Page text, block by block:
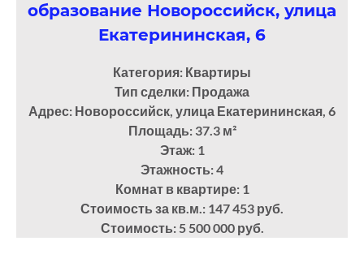
образование Новороссийск, улица
Екатерининская, 6
Категория: Квартиры
Тип сделки: Продажа
Адрес: Новороссийск, улица Екатерининская, 6
Площадь: 37.3м²
Этаж: 1
Этажность: 4
Комнат в квартире: 1
Стоимость за кв.м.: 147 453 руб.
Стоимость: 5 500 000 руб.